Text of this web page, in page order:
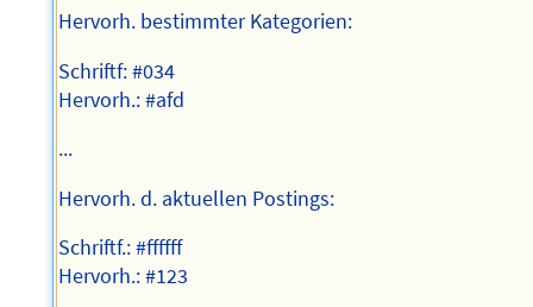
Hervorh. bestimmter Kategorien:
Schriftf: #034
Hervorh.: #afd
...
Hervorh. d. aktuellen Postings:
Schriftf.: #ffffff
Hervorh.: #123